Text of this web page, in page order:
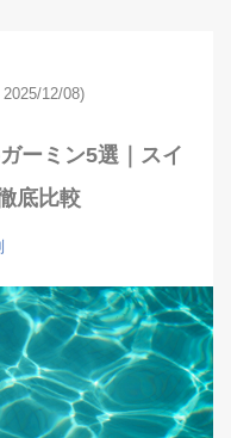
12/08)
ーミン5選｜スイ
底比較